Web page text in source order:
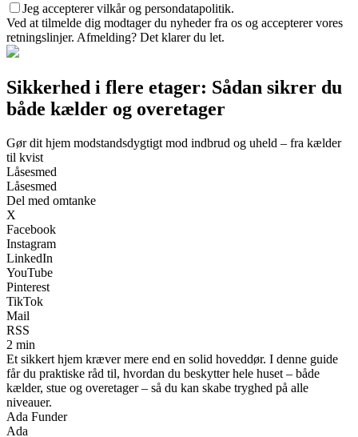
Jeg accepterer vilkår og persondatapolitik.
Ved at tilmelde dig modtager du nyheder fra os og accepterer vores
retningslinjer. Afmelding? Det klarer du let.
Sikkerhed i flere etager: Sådan sikrer du
både kælder og overetager
Gør dit hjem modstandsdygtigt mod indbrud og uheld – fra kælder
til kvist
Låsesmed
Låsesmed
Del med omtanke
X
Facebook
Instagram
LinkedIn
YouTube
Pinterest
TikTok
Mail
RSS
2 min
Et sikkert hjem kræver mere end en solid hoveddør. I denne guide
får du praktiske råd til, hvordan du beskytter hele huset – både
kælder, stue og overetager – så du kan skabe tryghed på alle
niveauer.
Ada Funder
Ada